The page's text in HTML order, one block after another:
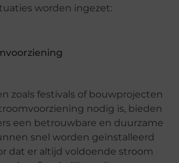
worden ingezet:
zoals festivals of bouwprojecten
nodig is, bieden
een betrouwbare en duurzame
snel worden geïnstalleerd
dat er altijd voldoende stroom